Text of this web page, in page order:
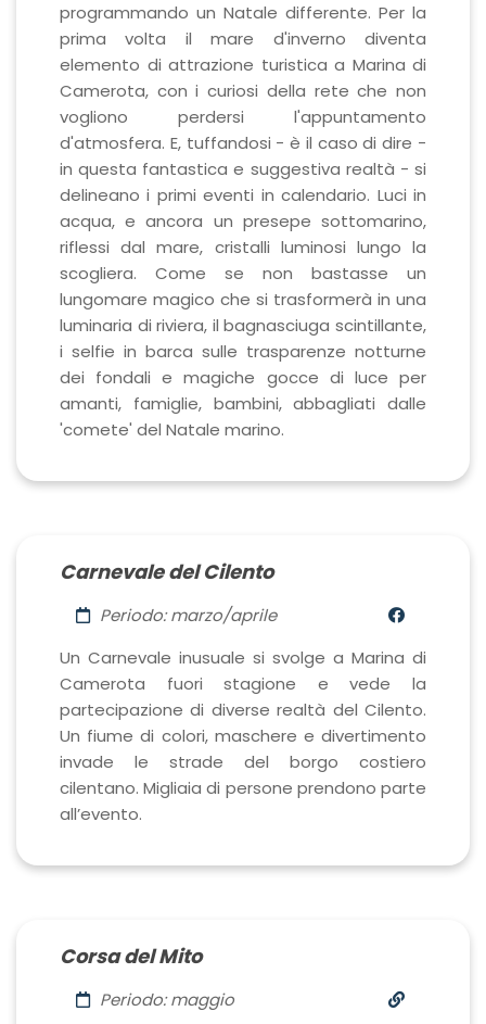
programmando un Natale differente. Per la
prima volta il mare d'inverno diventa
elemento di attrazione turistica a Marina di
Camerota, con i curiosi della rete che non
vogliono perdersi l'appuntamento
d'atmosfera. E, tuffandosi - è il caso di dire -
in questa fantastica e suggestiva realtà - si
delineano i primi eventi in calendario. Luci in
acqua, e ancora un presepe sottomarino,
riflessi dal mare, cristalli luminosi lungo la
scogliera. Come se non bastasse un
lungomare magico che si trasformerà in una
luminaria di riviera, il bagnasciuga scintillante,
i selfie in barca sulle trasparenze notturne
dei fondali e magiche gocce di luce per
amanti, famiglie, bambini, abbagliati dalle
'comete' del Natale marino.
Carnevale del Cilento
Periodo: marzo/aprile
Un Carnevale inusuale si svolge a Marina di
Camerota fuori stagione e vede la
partecipazione di diverse realtà del Cilento.
Un fiume di colori, maschere e divertimento
invade le strade del borgo costiero
cilentano. Migliaia di persone prendono parte
all’evento.
Corsa del Mito
Periodo: maggio